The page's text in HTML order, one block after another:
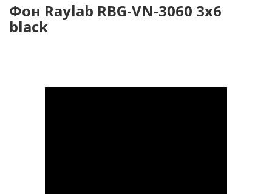
Фон Raylab RBG-VN-3060 3х6
black